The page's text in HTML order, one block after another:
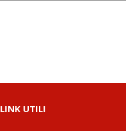
LINK UTILI